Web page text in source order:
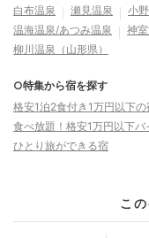
白布温泉
瀬見温泉 小
温海温泉/あつみ温泉
神
柳川温泉（山形県）
○特集から宿を探す
格安1泊2食付き1万円以下の
食べ放題！格安1万円以下
ひとり旅ができる宿
こ